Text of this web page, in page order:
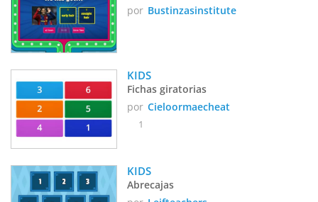
por Bustinzasinstitute
Fichas giratorias
por Cieloormaecheat
1
KIDS
Abrecajas